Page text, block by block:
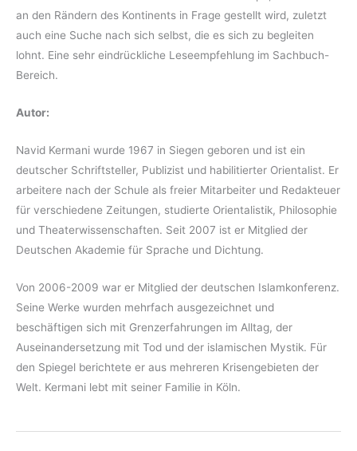
an den Rändern des Kontinents in Frage gestellt wird, zuletzt
auch eine Suche nach sich selbst, die es sich zu begleiten
lohnt. Eine sehr eindrückliche Leseempfehlung im Sachbuch-
Bereich.
Autor:
Navid Kermani wurde 1967 in Siegen geboren und ist ein
deutscher Schriftsteller, Publizist und habilitierter Orientalist. Er
arbeitere nach der Schule als freier Mitarbeiter und Redakteuer
für verschiedene Zeitungen, studierte Orientalistik, Philosophie
und Theaterwissenschaften. Seit 2007 ist er Mitglied der
Deutschen Akademie für Sprache und Dichtung.
Von 2006-2009 war er Mitglied der deutschen Islamkonferenz.
Seine Werke wurden mehrfach ausgezeichnet und
beschäftigen sich mit Grenzerfahrungen im Alltag, der
Auseinandersetzung mit Tod und der islamischen Mystik. Für
den Spiegel berichtete er aus mehreren Krisengebieten der
Welt. Kermani lebt mit seiner Familie in Köln.